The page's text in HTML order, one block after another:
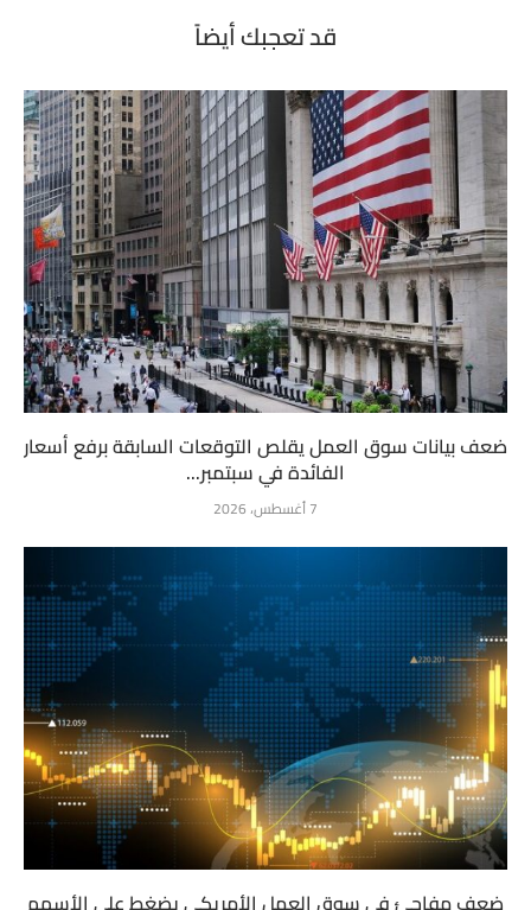
قد تعجبك أيضاً
ضعف بيانات سوق العمل يقلص التوقعات السابقة برفع أسعار
الفائدة في سبتمبر...
7 أغسطس، 2026
ضعف مفاجئ في سوق العمل الأمريكي يضغط على الأسهم